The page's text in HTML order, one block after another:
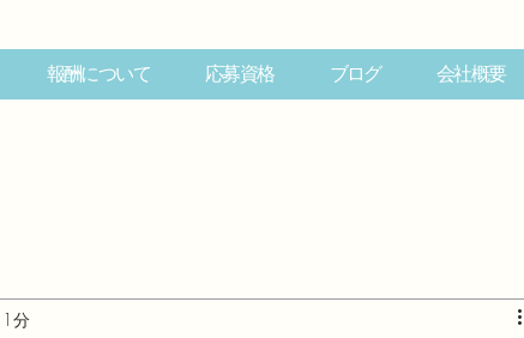
報酬について 応募資格 ブログ 会社概要
分